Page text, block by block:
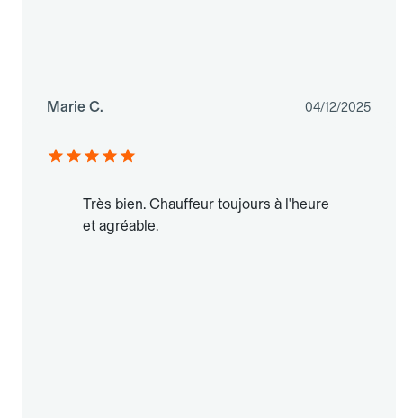
Marie C. 04/12/2025
Très bien. Chauffeur toujours à l'heure
et agréable.